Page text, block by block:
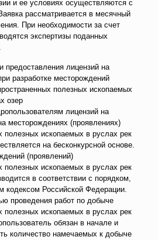
и ее условиях осуществляются с
рассматривается в месячный
При необходимости за счет
экспертизы поданных
предоставления лицензий на
разработке месторождений
полезных ископаемых
озер
лицензий на
месторождениях (проявлениях)
полезных ископаемых в руслах рек
на бесконкурсной основе.
(проявлений)
полезных ископаемых в руслах рек
в соответствии с порядком,
кодексом Российской Федерации.
проведения работ по добыче
полезных ископаемых в руслах рек
обязан в начале и
количество намечаемых к добыче